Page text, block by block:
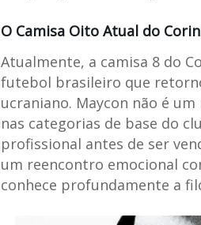
O Camisa Oito Atual do
Atualmente, a camisa 8 do
futebol brasileiro que
ucraniano. Maycon não é
nas categorias de base do
profissional antes de ser
um reencontro emocional
conhece profundamente a